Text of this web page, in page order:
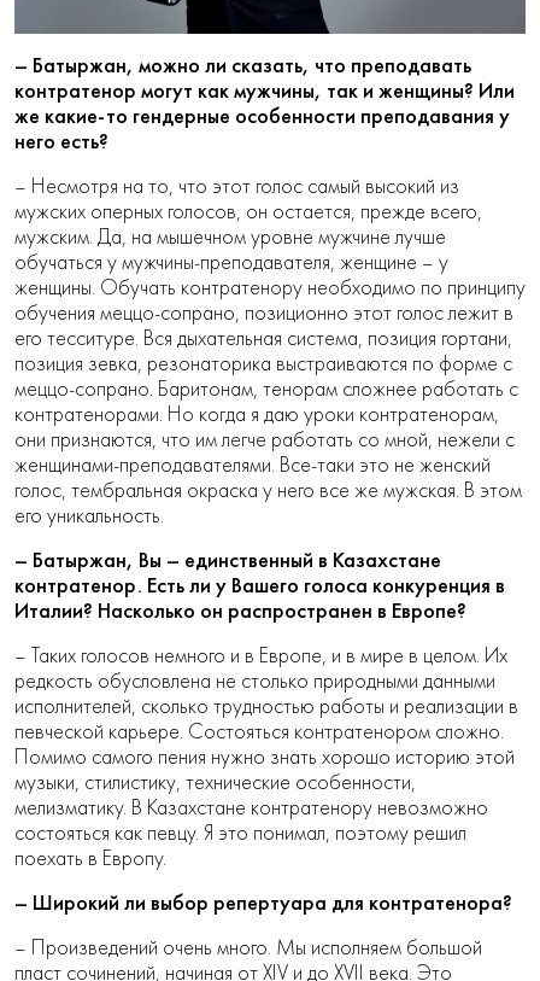
– Батыржан, можно ли сказать, что преподавать
контратенор могут как мужчины, так и женщины? Или
же какие-то гендерные особенности преподавания у
него есть?
– Несмотря на то, что этот голос самый высокий из
мужских оперных голосов, он остается, прежде всего,
мужским. Да, на мышечном уровне мужчине лучше
обучаться у мужчины-преподавателя, женщине – у
женщины. Обучать контратенору необходимо по принципу
обучения меццо-сопрано, позиционно этот голос лежит в
его тесситуре. Вся дыхательная система, позиция гортани,
позиция зевка, резонаторика выстраиваются по форме с
меццо-сопрано. Баритонам, тенорам сложнее работать с
контратенорами. Но когда я даю уроки контратенорам,
они признаются, что им легче работать со мной, нежели с
женщинами-преподавателями. Все-таки это не женский
голос, тембральная окраска у него все же мужская. В этом
его уникальность.
– Батыржан, Вы – единственный в Казахстане
контратенор. Есть ли у Вашего голоса конкуренция в
Италии? Насколько он распространен в Европе?
– Таких голосов немного и в Европе, и в мире в целом. Их
редкость обусловлена не столько природными данными
исполнителей, сколько трудностью работы и реализации в
певческой карьере. Состояться контратенором сложно.
Помимо самого пения нужно знать хорошо историю этой
музыки, стилистику, технические особенности,
мелизматику. В Казахстане контратенору невозможно
состояться как певцу. Я это понимал, поэтому решил
поехать в Европу.
– Широкий ли выбор репертуара для контратенора?
– Произведений очень много. Мы исполняем большой
пласт сочинений, начиная от XIV и до XVII века. Это